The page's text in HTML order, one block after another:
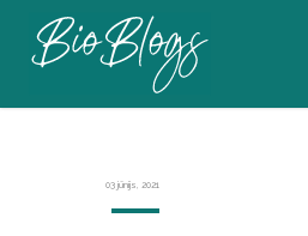
03 jūnijs, 2021